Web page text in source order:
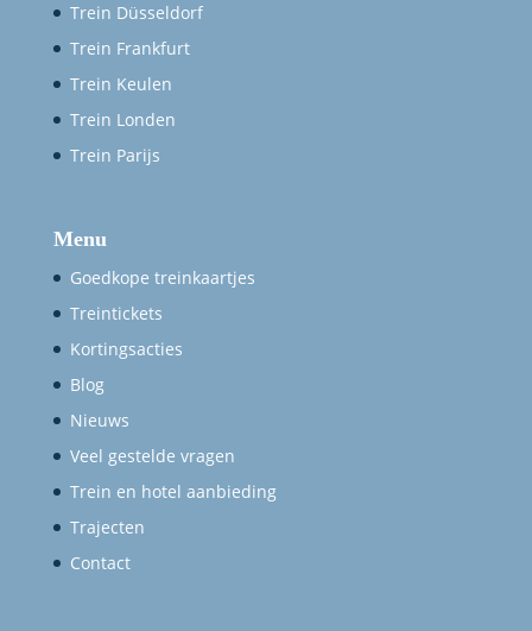
Trein Düsseldorf
Trein Frankfurt
Trein Keulen
Trein Londen
Trein Parijs
Menu
Goedkope treinkaartjes
Treintickets
Kortingsacties
Blog
Nieuws
Veel gestelde vragen
Trein en hotel aanbieding
Trajecten
Contact